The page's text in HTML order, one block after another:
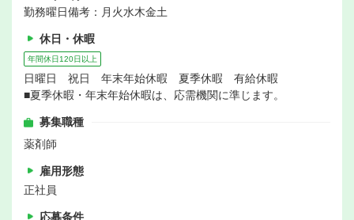
勤務曜日備考：月火水木金土
休日・休暇
年間休日120日以上
日曜日 祝日 年末年始休暇 夏季休暇 有給休暇
■夏季休暇・年末年始休暇は、応需機関に準じます。
募集職種
薬剤師
雇用形態
正社員
応募条件